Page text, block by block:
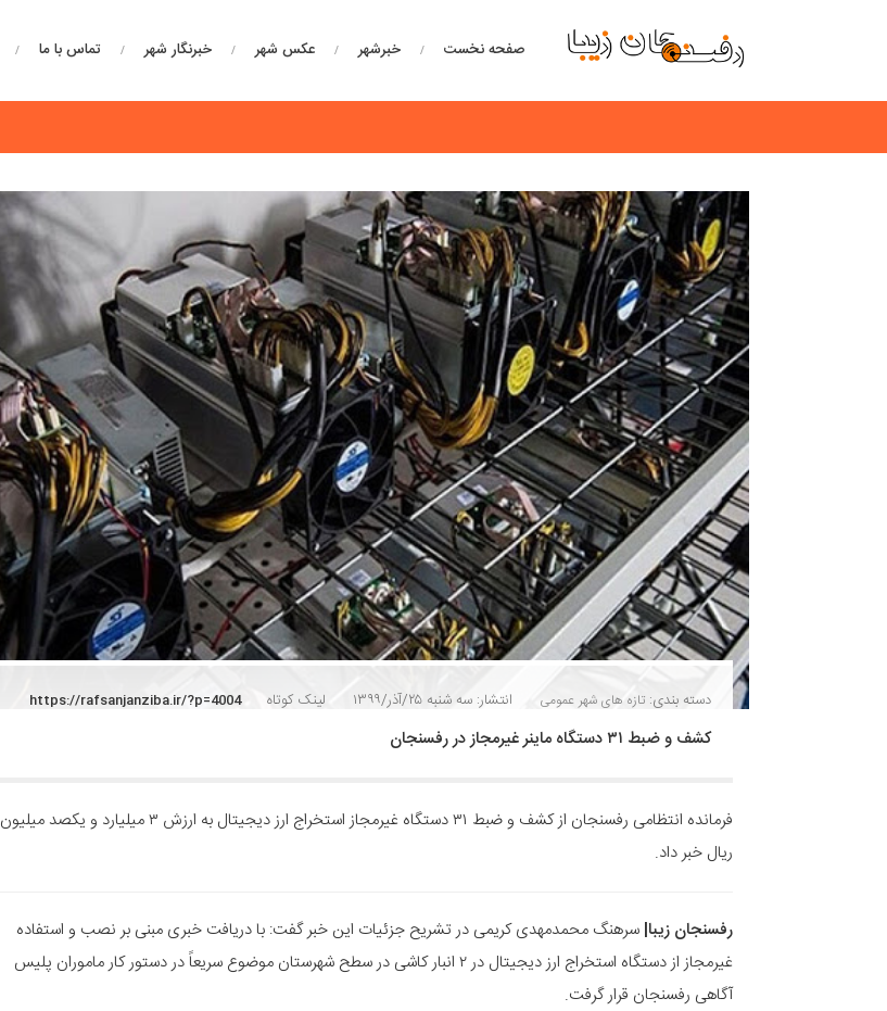
صفحه نخست خبرشهر عکس شهر خبرنگار شهر تماس با ما
دسته بندی: تازه های شهر عمومی انتشار: سه شنبه ۲۵/آذر/۱۳۹۹ لینک کوتاه https://rafsanjanziba.ir/?p=4004
کشف و ضبط ۳۱ دستگاه ماینر غیرمجاز در رفسنجان
فرمانده انتظامی رفسنجان از کشف و ضبط ۳۱ دستگاه غیرمجاز استخراج ارز دیجیتال به ارزش ۳ میلیارد و یکصد میلیون
ریال خبر داد.
رفسنجان زیبا| سرهنگ محمدمهدی کریمی در تشریح جزئیات این خبر گفت: با دریافت خبری مبنی بر نصب و استفاده
غیرمجاز از دستگاه استخراج ارز دیجیتال در ۲ انبار کاشی در سطح شهرستان موضوع سریعاً در دستور کار ماموران پلیس
آگاهی رفسنجان قرار گرفت.